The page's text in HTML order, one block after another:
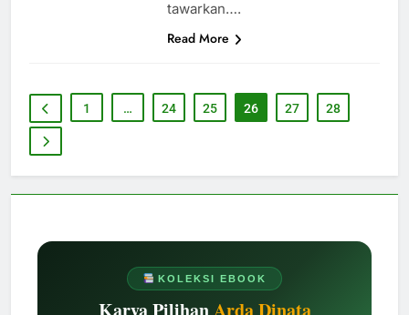
KOLEKSI EBOOK
tawarkan….
Read More
1 … 24 25 26 27 28